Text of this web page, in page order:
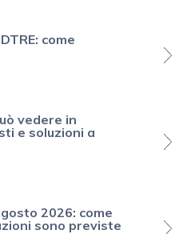
come
vedere in
e soluzioni a
2026: come
sono previste